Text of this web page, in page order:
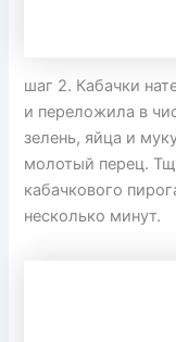
шаг 2. Кабачки
и переложила в
зелень, яйца и
молотый перец.
кабачкового
несколько минут.